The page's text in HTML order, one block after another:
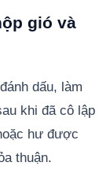
gió và
dấu, làm
khi đã cô lập
hư được
thuận.